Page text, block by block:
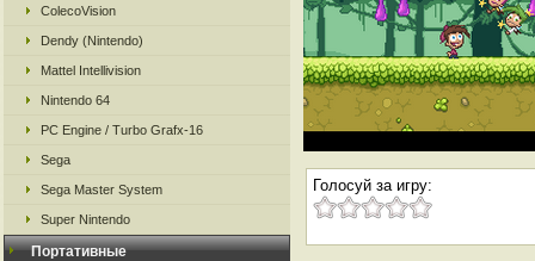
ColecoVision
Dendy (Nintendo)
Mattel Intellivision
Nintendo 64
PC Engine / Turbo Grafx-16
Sega
Sega Master System
Super Nintendo
Портативные
Голосуй за игру: